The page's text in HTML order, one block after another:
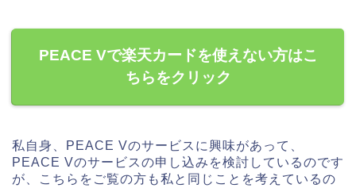
PEACE Vで楽天カードを使えない方はこ
ちらをクリック
私自身、PEACE Vのサービスに興味があって、
PEACE Vのサービスの申し込みを検討しているのです
が、こちらをご覧の方も私と同じことを考えているの